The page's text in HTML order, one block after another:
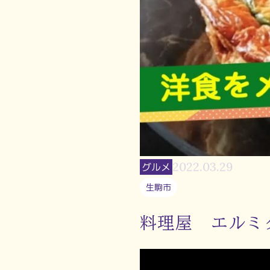
グルメ 2022.03.29
生駒市
料理屋 エルミ